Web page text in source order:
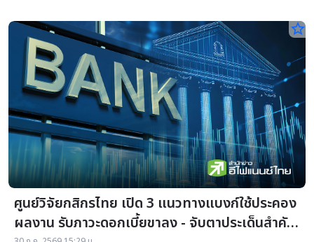
star_border
ศูนย์วิจัยกสิกรไทย เปิด 3 แนวทางแบงก์ใช้ประคอง
ผลงาน รับภาวะดอกเบี้ยขาลง - จับตาประเด็นสำคัญ